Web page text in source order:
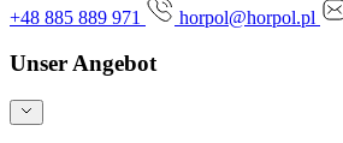
+48 885 889 971 horpol@horpol.pl
Unser Angebot